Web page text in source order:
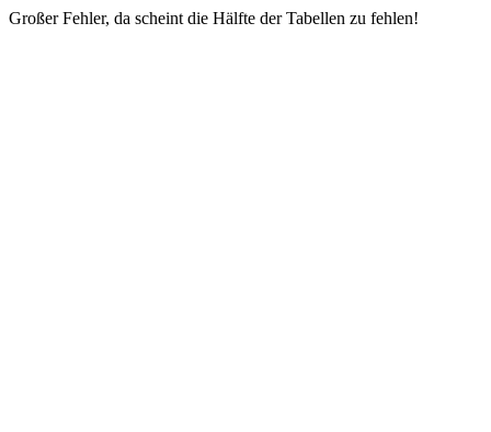
Großer Fehler, da scheint die Hälfte der Tabellen zu fehlen!